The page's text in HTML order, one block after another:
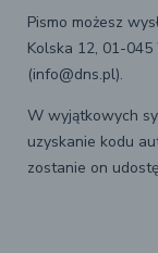
Pismo możesz
Kolska 12, 01-
(info@dns.pl).
W wyjątkowych
uzyskanie kodu
zostanie on